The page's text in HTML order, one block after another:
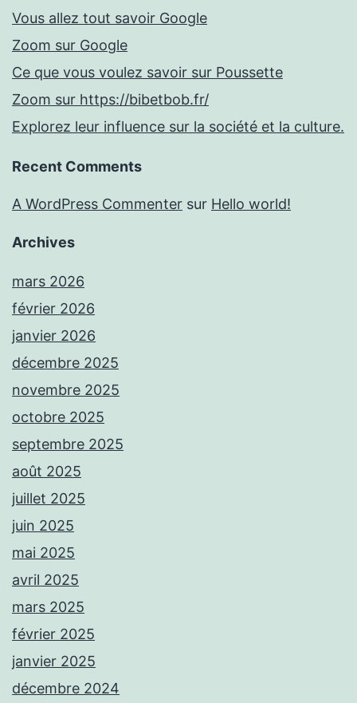
Vous allez tout savoir Google
Zoom sur Google
Ce que vous voulez savoir sur Poussette
Zoom sur https://bibetbob.fr/
Explorez leur influence sur la société et la culture.
Recent Comments
A WordPress Commenter sur Hello world!
Archives
mars 2026
février 2026
janvier 2026
décembre 2025
novembre 2025
octobre 2025
septembre 2025
août 2025
juillet 2025
juin 2025
mai 2025
avril 2025
mars 2025
février 2025
janvier 2025
décembre 2024